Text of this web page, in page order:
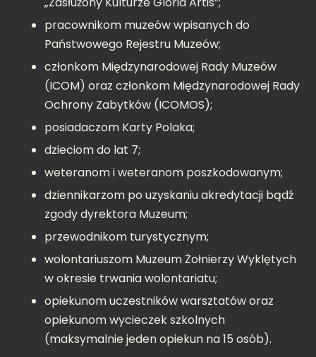
pracownikom muzeów wpisanych do
Państwowego Rejestru Muzeów;
członkom Międzynarodowej Rady Muzeów
(ICOM) oraz członkom Międzynarodowej Rady
Ochrony Zabytków (ICOMOS);
posiadaczom Karty Polaka;
dzieciom do lat 7;
weteranom i weteranom poszkodowanym;
dziennikarzom po uzyskaniu akredytacji bądź
zgody dyrektora Muzeum;
przewodnikom turystycznym;
wolontariuszom Muzeum Żołnierzy Wyklętych
w okresie trwania wolontariatu;
opiekunom uczestników warsztatów oraz
opiekunom wycieczek szkolnych
(maksymalnie jeden opiekun na 15 osób).